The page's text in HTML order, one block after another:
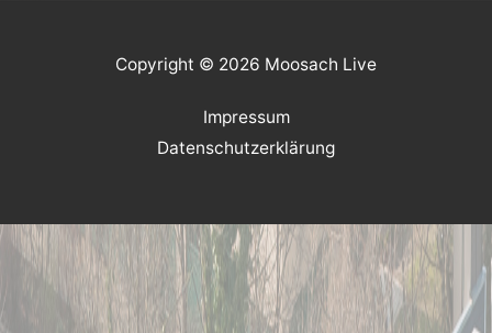
Copyright © 2026 Moosach Live
Impressum
Datenschutzerklärung